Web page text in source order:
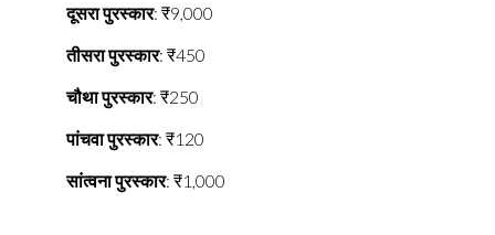
दूसरा पुरस्कार: ₹9,000
तीसरा पुरस्कार: ₹450
चौथा पुरस्कार: ₹250
पांचवा पुरस्कार: ₹120
सांत्वना पुरस्कार: ₹1,000